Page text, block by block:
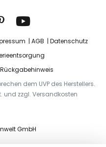
AGB
Datenschutz
dem UVP des Herstellers.
und zzgl. Versandkosten
GmbH